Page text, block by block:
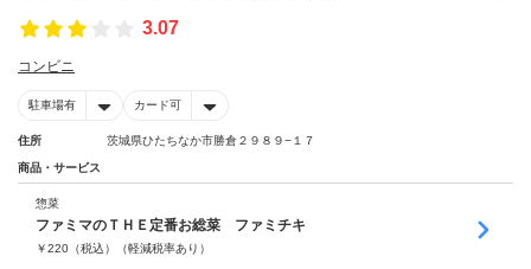
3.07
コンビニ
駐車場有 カード可
住所 茨城県ひたちなか市勝倉２９８９−１７
商品・サービス
惣菜
ファミマのＴＨＥ定番お総菜 ファミチキ
￥220 （税込） （軽減税率あり）